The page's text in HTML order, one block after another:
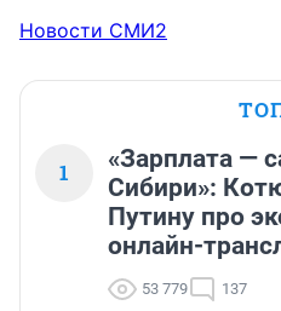
Новости СМИ2
1
«Зарплата —
Сибири»:
Путину про
онлайн-
53 779 137